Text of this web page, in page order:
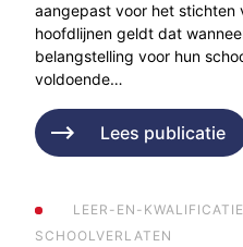
aangepast voor het stichten
hoofdlijnen geldt dat
belangstelling voor hun
voldoende…
Lees publicatie
LEER-EN-
SCHOOLVERLATEN